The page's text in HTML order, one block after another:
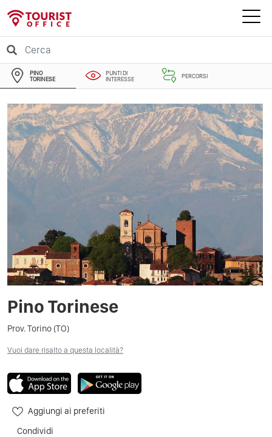
PINO
TORINESE
PUNTI DI
INTERESSE
PERCORSI
Pino Torinese
Prov. Torino (TO)
Vuoi dare risalto a questa località?
Aggiungi ai preferiti
Condividi